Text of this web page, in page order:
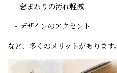
- 窓まわりの汚れ軽減
- デザインのアクセント
など、多くのメリットがあります。